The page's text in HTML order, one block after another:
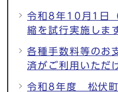
令和8年10月1日
縮を試行実施しま
各種手数料等のお
済がご利用いただ
令和8年度 松伏町